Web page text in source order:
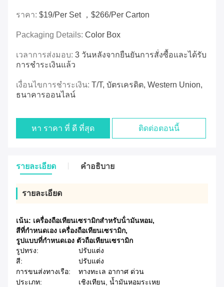
ราคา: $19/per Set ，$266/per Carton
Packaging Details: Color Box
เวลาการส่งมอบ: 3 วันหลังจากยืนยันการสั่งซื้อและได้รับ
การชำระเงินแล้ว
เงื่อนไขการชำระเงิน: T/T, บัตรเครดิต, Western Union,
ธนาคารออนไลน์
หา ราคา ที่ ดี ที่สุด ติดต่อตอนนี้
รายละเอียด คําอธิบาย
รายละเอียด
เน้น: เครื่องถือเทียนเซรามิกสําหรับน้ํามันหอม,
สีที่กําหนดเอง เครื่องถือเทียนเซรามิก,
รูปแบบที่กําหนดเอง ตัวถือเทียนเซรามิก
รูปทรง:
ปรับแต่ง
สี:
ปรับแต่ง
การขนส่งทางเรือ:
ทางทะเล อากาศ ด่วน
ประเภท:
เชิงเทียน, น้ำมันหอมระเหย